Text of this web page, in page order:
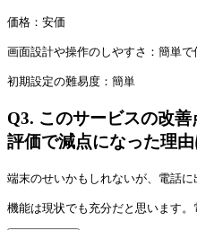
価格：安価
画面設計や操作のしやすさ：簡単で
初期設定の難易度：簡単
Q3. このサービスの改
評価で減点になった理
端末のせいかもしれないが、電話に
機能は現状でも充分だと思います